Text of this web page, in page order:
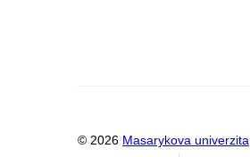
© 2026 Masarykova univerzita